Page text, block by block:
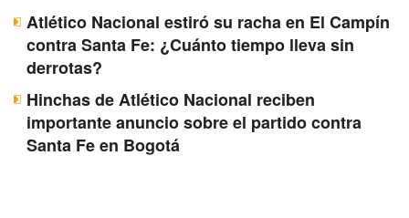
Atlético Nacional estiró su racha en El Campín
contra Santa Fe: ¿Cuánto tiempo lleva sin
derrotas?
Hinchas de Atlético Nacional reciben
importante anuncio sobre el partido contra
Santa Fe en Bogotá